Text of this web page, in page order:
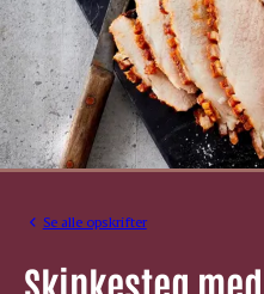
Se alle opskrifter